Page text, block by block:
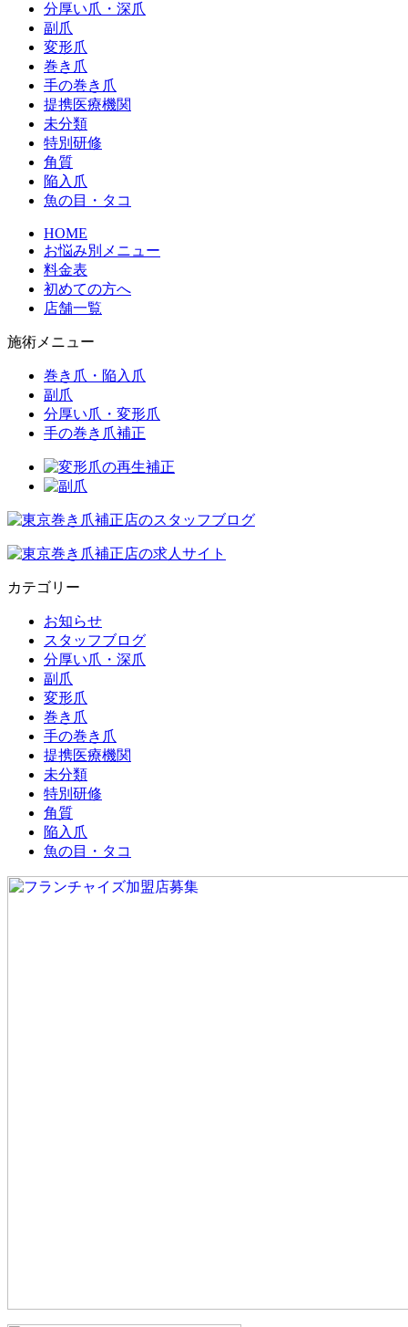
分厚い爪・深爪
副爪
変形爪
巻き爪
手の巻き爪
提携医療機関
未分類
特別研修
角質
陥入爪
魚の目・タコ
HOME
お悩み別メニュー
料金表
初めての方へ
店舗一覧
施術メニュー
巻き爪・陥入爪
副爪
分厚い爪・変形爪
手の巻き爪補正
カテゴリー
お知らせ
スタッフブログ
分厚い爪・深爪
副爪
変形爪
巻き爪
手の巻き爪
提携医療機関
未分類
特別研修
角質
陥入爪
魚の目・タコ